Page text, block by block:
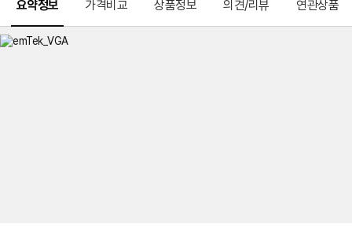
요약정보 가격비교 상품정보 의견/리뷰 연관상품